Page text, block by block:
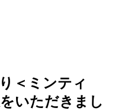
＜ミンティ
いただきまし